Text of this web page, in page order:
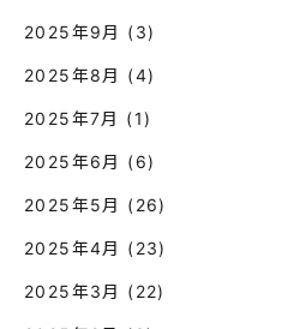
2025年9月 (3)
2025年8月 (4)
2025年7月 (1)
2025年6月 (6)
2025年5月 (26)
2025年4月 (23)
2025年3月 (22)